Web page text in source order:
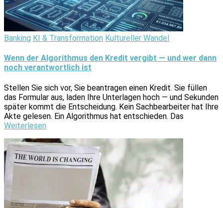
Banking KI & Transformation Kultureller Wandel
Wenn der Algorithmus den Kredit vergibt — und wer dann
noch verantwortlich ist
Stellen Sie sich vor, Sie beantragen einen Kredit. Sie füllen
das Formular aus, laden Ihre Unterlagen hoch — und Sekunden
später kommt die Entscheidung. Kein Sachbearbeiter hat Ihre
Akte gelesen. Ein Algorithmus hat entschieden. Das
Weiterlesen